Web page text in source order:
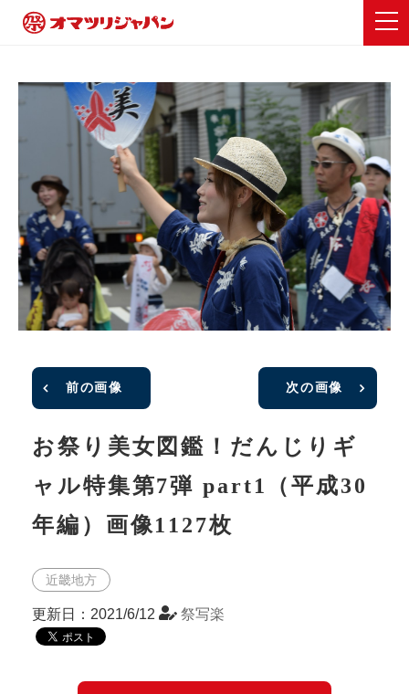
前の画像 次の画像
お祭り美女図鑑！だんじりギ
ャル特集第7弾 part1（平成30
年編）画像1127枚
近畿地方
更新日：2021/6/12 祭写楽